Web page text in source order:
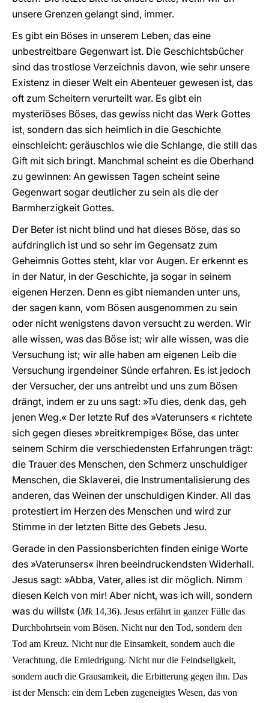
unsere Grenzen gelangt sind, immer.
Es gibt ein Böses in unserem Leben, das eine
unbestreitbare Gegenwart ist. Die Geschichtsbücher
sind das trostlose Verzeichnis davon, wie sehr unsere
Existenz in dieser Welt ein Abenteuer gewesen ist, das
oft zum Scheitern verurteilt war. Es gibt ein
mysteriöses Böses, das gewiss nicht das Werk Gottes
ist, sondern das sich heimlich in die Geschichte
einschleicht: geräuschlos wie die Schlange, die still das
Gift mit sich bringt. Manchmal scheint es die Oberhand
zu gewinnen: An gewissen Tagen scheint seine
Gegenwart sogar deutlicher zu sein als die der
Barmherzigkeit Gottes.
Der Beter ist nicht blind und hat dieses Böse, das so
aufdringlich ist und so sehr im Gegensatz zum
Geheimnis Gottes steht, klar vor Augen. Er erkennt es
in der Natur, in der Geschichte, ja sogar in seinem
eigenen Herzen. Denn es gibt niemanden unter uns,
der sagen kann, vom Bösen ausgenommen zu sein
oder nicht wenigstens davon versucht zu werden. Wir
alle wissen, was das Böse ist; wir alle wissen, was die
Versuchung ist; wir alle haben am eigenen Leib die
Versuchung irgendeiner Sünde erfahren. Es ist jedoch
der Versucher, der uns antreibt und uns zum Bösen
drängt, indem er zu uns sagt: »Tu dies, denk das, geh
jenen Weg.« Der letzte Ruf des »Vaterunsers « richtete
sich gegen dieses »breitkrempige« Böse, das unter
seinem Schirm die verschiedensten Erfahrungen trägt:
die Trauer des Menschen, den Schmerz unschuldiger
Menschen, die Sklaverei, die Instrumentalisierung des
anderen, das Weinen der unschuldigen Kinder. All das
protestiert im Herzen des Menschen und wird zur
Stimme in der letzten Bitte des Gebets Jesu.
Gerade in den Passionsberichten finden einige Worte
des »Vaterunsers« ihren beeindruckendsten Widerhall.
Jesus sagt: »Abba, Vater, alles ist dir möglich. Nimm
diesen Kelch von mir! Aber nicht, was ich will, sondern
was du willst« (Mk 14,36). Jesus erfährt in ganzer Fülle das
Durchbohrtsein vom Bösen. Nicht nur den Tod, sondern den
Tod am Kreuz. Nicht nur die Einsamkeit, sondern auch die
Verachtung, die Erniedrigung. Nicht nur die Feindseligkeit,
sondern auch die Grausamkeit, die Erbitterung gegen ihn. Das
ist der Mensch: ein dem Leben zugeneigtes Wesen, das von